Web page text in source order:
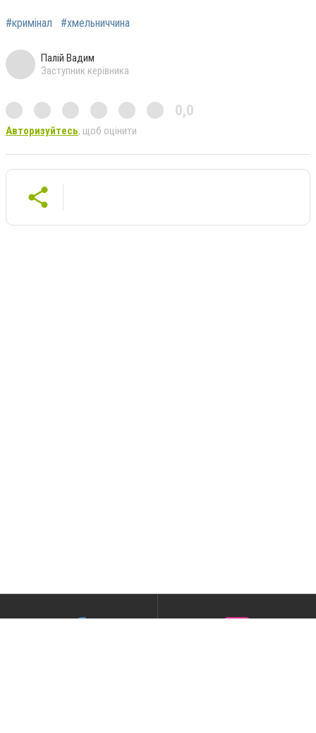
#кримінал #хмельниччина
Палій Вадим
Заступник керівника
0,0
Авторизуйтесь, щоб оцінити